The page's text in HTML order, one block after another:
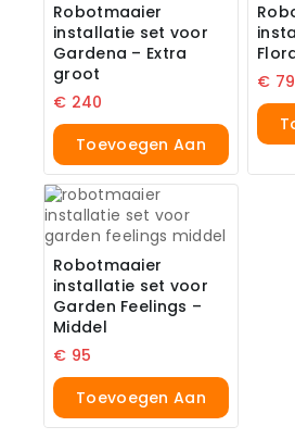
Robotmaaier
installatie set voor
Gardena – Extra
groot
€ 240
Toevoegen Aan
Winkelwagen
€ 79
Robotmaaier
installatie set voor
Garden Feelings –
Middel
€ 95
Toevoegen Aan
Winkelwagen